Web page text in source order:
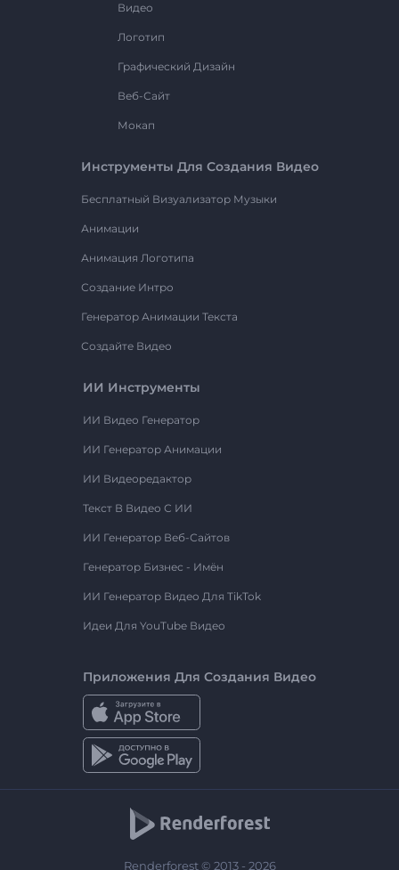
Видео
Логотип
Графический Дизайн
Веб-Сайт
Мокап
Инструменты Для Создания Видео
Бесплатный Визуализатор Музыки
Анимации
Анимация Логотипа
Создание Интро
Генератор Анимации Текста
Создайте Видео
ИИ Инструменты
ИИ Видео Генератор
ИИ Генератор Анимации
ИИ Видеоредактор
Текст В Видео С ИИ
ИИ Генератор Веб-Сайтов
Генератор Бизнес - Имён
ИИ Генератор Видео Для TikTok
Идеи Для YouTube Видео
Приложения Для Создания Видео
Renderforest © 2013 - 2026